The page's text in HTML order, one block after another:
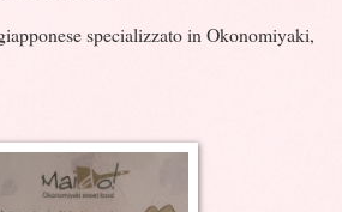
specializzato in Okonomiyaki,